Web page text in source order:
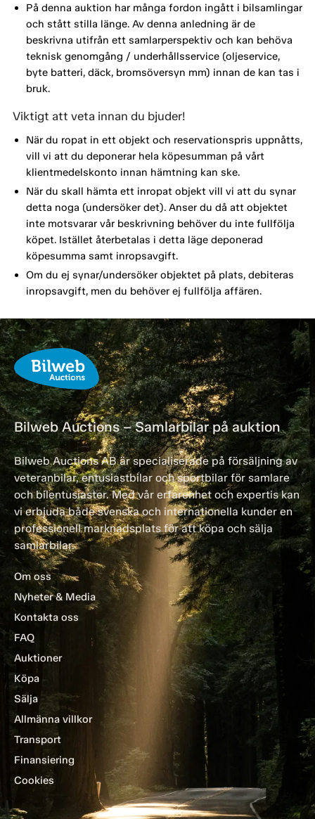
På denna auktion har många fordon ingått i bilsamlingar
och stått stilla länge. Av denna anledning är de
beskrivna utifrån ett samlarperspektiv och kan behöva
teknisk genomgång / underhållsservice (oljeservice,
byte batteri, däck, bromsöversyn mm) innan de kan tas i
bruk.
Viktigt att veta innan du bjuder!
När du ropat in ett objekt och reservationspris uppnåtts,
vill vi att du deponerar hela köpesumman på vårt
klientmedelskonto innan hämtning kan ske.
När du skall hämta ett inropat objekt vill vi att du synar
detta noga (undersöker det). Anser du då att objektet
inte motsvarar vår beskrivning behöver du inte fullfölja
köpet. Istället återbetalas i detta läge deponerad
köpesumma samt inropsavgift.
Om du ej synar/undersöker objektet på plats, debiteras
inropsavgift, men du behöver ej fullfölja affären.
Bilweb Auctions – Samlarbilar på auktion
Bilweb Auctions AB är specialiserade på försäljning av
veteranbilar, entusiastbilar och sportbilar för samlare
och bilentusiaster. Med vår erfarenhet och expertis kan
vi erbjuda både svenska och internationella kunder en
professionell marknadsplats för att köpa och sälja
samlarbilar.
Om oss
Nyheter & Media
Kontakta oss
FAQ
Auktioner
Köpa
Sälja
Allmänna villkor
Transport
Finansiering
Cookies